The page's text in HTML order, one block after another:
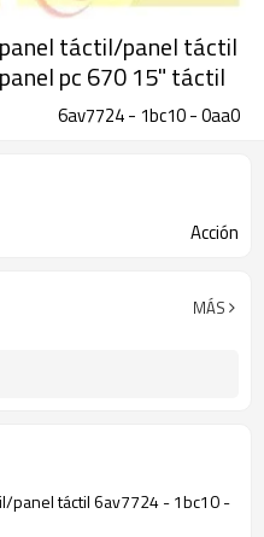
táctil/panel táctil
pc 670 15" táctil
6av7724 - 1bc10 - 0aa0
Acción
MÁS
panel táctil 6av7724 - 1bc10 -